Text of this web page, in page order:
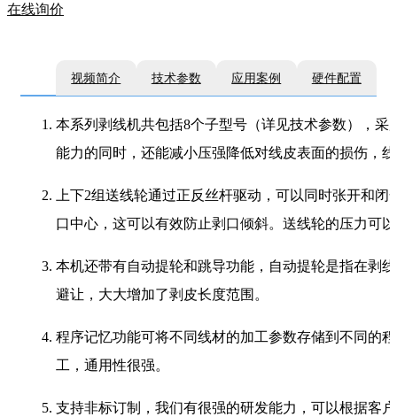
在线询价
视频简介 技术参数 应用案例 硬件配置
本系列剥线机共包括8个子型号（详见技术参数），
能力的同时，还能减小压强降低对线皮表面的损伤，
上下2组送线轮通过正反丝杆驱动，可以同时张开和
口中心，这可以有效防止剥口倾斜。送线轮的压力可
本机还带有自动提轮和跳导功能，自动提轮是指在剥
避让，大大增加了剥皮长度范围。
程序记忆功能可将不同线材的加工参数存储到不同的
工，通用性很强。
支持非标订制，我们有很强的研发能力，可以根据客